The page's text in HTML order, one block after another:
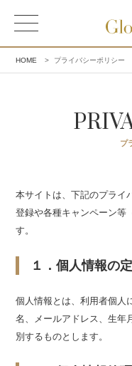
HOME > プライバシーポリシー
プ
本サイトは、下記のプライ
登録や各種キャンペーン等
す。
１．個人情報の
個人情報とは、利用者個人
名、メールアドレス、生年
別するものとします。